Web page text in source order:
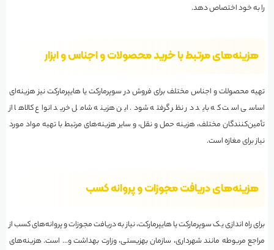
را به خود اختصاص دهد.
هزینه‌های مرتبط با خرید محصولات و اجناس و ابزار
تهیه محصولات و اجناس مختلف برای فروش در سوپرمارکت یا هایپرمارکت نیز هزینه‌ای
اساسی است که باید در نظر گرفته شود. این هزینه شامل خرید انواع کالاها از
تأمین‌کنندگان مختلف، هزینه حمل و نقل، و سایر هزینه‌های مرتبط با تهیه مواد مورد
نیاز برای مغازه است.
هزینه‌های دریافت مجوزات و پروانه کسب
برای راه اندازی یک سوپرمارکت یا هایپرمارکت، نیاز به دریافت مجوزات و پروانه‌های کسب از
مراجع مربوطه مانند شهرداری، سازمان بهزیستی، وزارت بهداشت و… است. هزینه‌های